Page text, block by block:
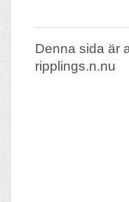
Denna sida är
ripplings.n.nu